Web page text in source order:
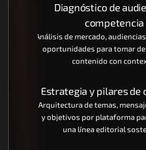
Diagnóstico de
competencia
Análisis de mercado,
oportunidades para tomar
contenido con
Estrategia y pilares de
Arquitectura de temas,
y objetivos por plataforma
una línea editorial